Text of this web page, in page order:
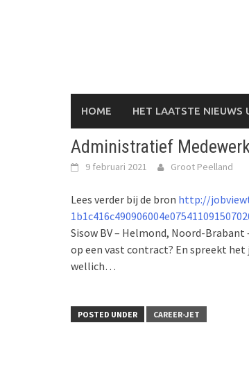
HOME HET LAATSTE NIEUWS
Administratief
9 februari 2021 Groot Peelland
Lees verder bij de bron http://
Sisow BV – Helmond, Noord-
op een vast contract? En spreekt het
wellich…
POSTED UNDER CAREER-JET